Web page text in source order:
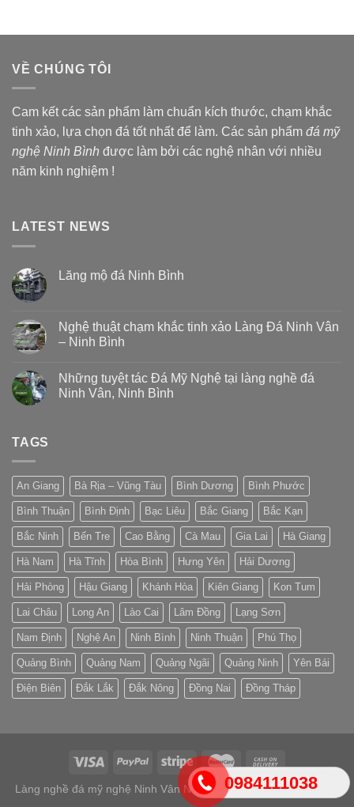
0984111038
VỀ CHÚNG TÔI
Cam kết các sản phẩm làm chuẩn kích thước, chạm khắc
tinh xảo, lựa chọn đá tốt nhất để làm. Các sản phẩm đá mỹ
nghệ Ninh Bình được làm bởi các nghệ nhân với nhiều
năm kinh nghiệm !
LATEST NEWS
Lăng mộ đá Ninh Bình
Nghệ thuật chạm khắc tinh xảo Làng Đá Ninh Vân
– Ninh Bình
Những tuyệt tác Đá Mỹ Nghệ tại làng nghề đá
Ninh Vân, Ninh Bình
TAGS
An Giang Bà Rịa – Vũng Tàu Bình Dương Bình Phước
Bình Thuận Bình Định Bạc Liêu Bắc Giang Bắc Kạn
Bắc Ninh Bến Tre Cao Bằng Cà Mau Gia Lai Hà Giang
Hà Nam Hà Tĩnh Hòa Bình Hưng Yên Hải Dương
Hải Phòng Hậu Giang Khánh Hòa Kiên Giang Kon Tum
Lai Châu Long An Lào Cai Lâm Đồng Lạng Sơn
Nam Định Nghệ An Ninh Bình Ninh Thuận Phú Thọ
Quảng Bình Quảng Nam Quảng Ngãi Quảng Ninh Yên Bái
Điện Biên Đắk Lắk Đắk Nông Đồng Nai Đồng Tháp
Làng nghề đá mỹ nghệ Ninh Vân Ninh Bình 2026 ©Lăng mộ đá